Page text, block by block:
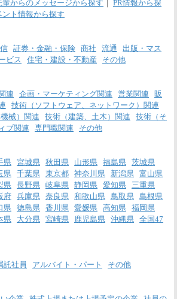
輩からのメッセージから探す ｜ PR情報から探
ト情報から探す
証券・金融・保険 商社 流通
出版・マス
ビス 住宅・建設・不動産 その他
連 企画・マーケティング関連 営業関連
販
技術（ソフトウェア、ネットワーク）関連
械）関連
技術（建築、土木）関連
技術（そ
ブ関連 専門職関連 その他
県 宮城県 秋田県 山形県 福島県
茨城県
県 千葉県 東京都 神奈川県 新潟県
富山県
県 長野県 岐阜県 静岡県 愛知県
三重県
府 兵庫県 奈良県 和歌山県 鳥取県
島根県
県 徳島県 香川県 愛媛県 高知県
福岡県
県 大分県 宮崎県 鹿児島県 沖縄県
全国47
託社員 アルバイト・パート その他